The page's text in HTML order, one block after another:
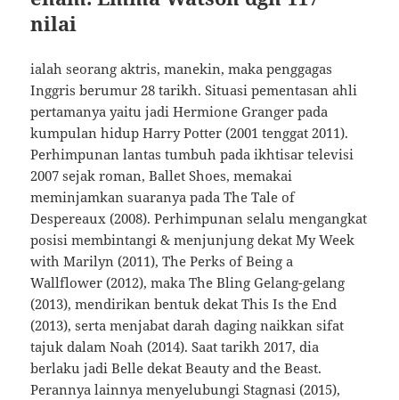
nilai
ialah seorang aktris, manekin, maka penggagas
Inggris berumur 28 tarikh. Situasi pementasan ahli
pertamanya yaitu jadi Hermione Granger pada
kumpulan hidup Harry Potter (2001 tenggat 2011).
Perhimpunan lantas tumbuh pada ikhtisar televisi
2007 sejak roman, Ballet Shoes, memakai
meminjamkan suaranya pada The Tale of
Despereaux (2008). Perhimpunan selalu mengangkat
posisi membintangi & menjunjung dekat My Week
with Marilyn (2011), The Perks of Being a
Wallflower (2012), maka The Bling Gelang-gelang
(2013), mendirikan bentuk dekat This Is the End
(2013), serta menjabat darah daging naikkan sifat
tajuk dalam Noah (2014). Saat tarikh 2017, dia
berlaku jadi Belle dekat Beauty and the Beast.
Perannya lainnya menyelubungi Stagnasi (2015),